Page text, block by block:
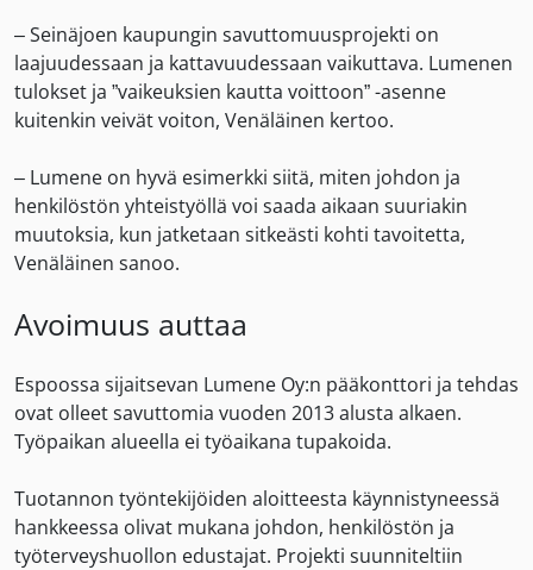
– Seinäjoen kaupungin savuttomuusprojekti on
laajuudessaan ja kattavuudessaan vaikuttava. Lumenen
tulokset ja ”vaikeuksien kautta voittoon” -asenne
kuitenkin veivät voiton, Venäläinen kertoo.
– Lumene on hyvä esimerkki siitä, miten johdon ja
henkilöstön yhteistyöllä voi saada aikaan suuriakin
muutoksia, kun jatketaan sitkeästi kohti tavoitetta,
Venäläinen sanoo.
Avoimuus auttaa
Espoossa sijaitsevan Lumene Oy:n pääkonttori ja tehdas
ovat olleet savuttomia vuoden 2013 alusta alkaen.
Työpaikan alueella ei työaikana tupakoida.
Tuotannon työntekijöiden aloitteesta käynnistyneessä
hankkeessa olivat mukana johdon, henkilöstön ja
työterveyshuollon edustajat. Projekti suunniteltiin